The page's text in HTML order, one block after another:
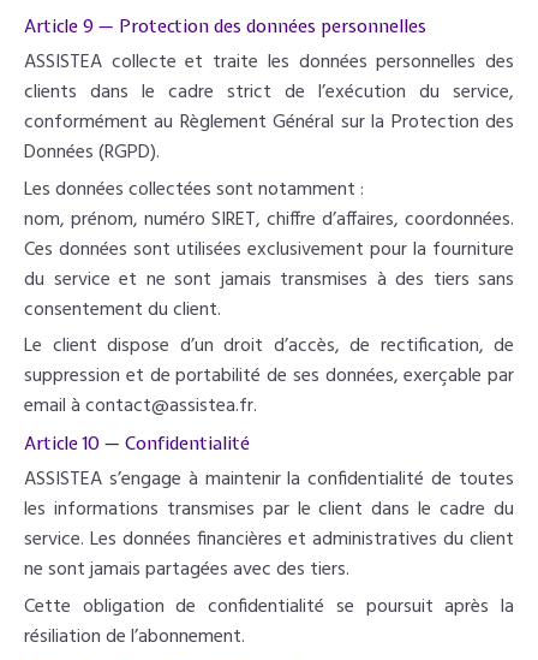
Article 9 — Protection des données personnelles
ASSISTEA collecte et traite les données personnelles des
clients dans le cadre strict de l’exécution du service,
conformément au Règlement Général sur la Protection des
Données (RGPD).
Les données collectées sont notamment :
nom, prénom, numéro SIRET, chiffre d’affaires, coordonnées.
Ces données sont utilisées exclusivement pour la fourniture
du service et ne sont jamais transmises à des tiers sans
consentement du client.
Le client dispose d’un droit d’accès, de rectification, de
suppression et de portabilité de ses données, exerçable par
email à contact@assistea.fr.
Article 10 — Confidentialité
ASSISTEA s’engage à maintenir la confidentialité de toutes
les informations transmises par le client dans le cadre du
service. Les données financières et administratives du client
ne sont jamais partagées avec des tiers.
Cette obligation de confidentialité se poursuit après la
résiliation de l’abonnement.